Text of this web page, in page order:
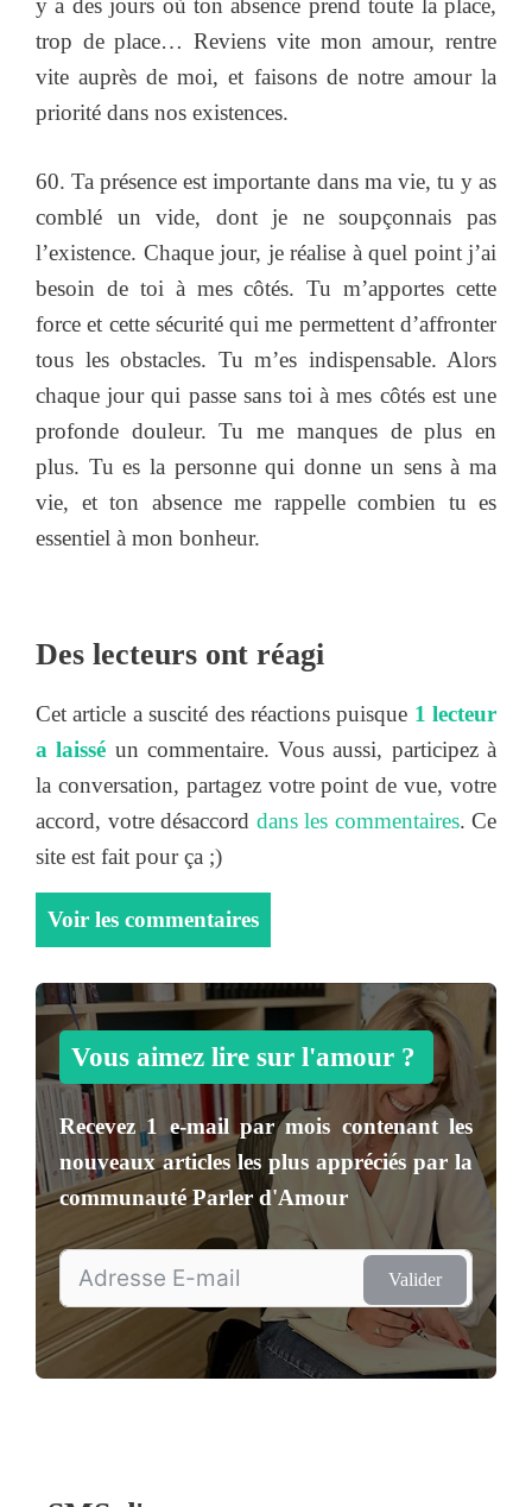
trop de place… Reviens vite mon amour, rentre
vite auprès de moi, et faisons de notre amour la
priorité dans nos existences.
60. Ta présence est importante dans ma vie, tu y as
comblé un vide, dont je ne soupçonnais pas
l’existence. Chaque jour, je réalise à quel point j’ai
besoin de toi à mes côtés. Tu m’apportes cette
force et cette sécurité qui me permettent d’affronter
tous les obstacles. Tu m’es indispensable. Alors
chaque jour qui passe sans toi à mes côtés est une
profonde douleur. Tu me manques de plus en
plus. Tu es la personne qui donne un sens à ma
vie, et ton absence me rappelle combien tu es
essentiel à mon bonheur.
Des lecteurs ont réagi
Cet article a suscité des réactions puisque 1 lecteur
a laissé un commentaire. Vous aussi, participez à
la conversation, partagez votre point de vue, votre
accord, votre désaccord dans les commentaires. Ce
site est fait pour ça ;)
Voir les commentaires
Vous aimez lire sur l'amour ?
Recevez1 e-mail par mois contenant les
nouveaux articles les plus appréciés par la
communautéParler d'Amour
Valider